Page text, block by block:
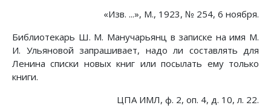
«Изв. ...», М., 1923, № 254, 6 ноября.
Библиотекарь Ш. М. Манучарьянц в записке на имя М.
И. Ульяновой запрашивает, надо ли составлять для
Ленина списки новых книг или посылать ему только
книги.
ЦПА ИМЛ, ф. 2, оп. 4, д. 10, л. 22.